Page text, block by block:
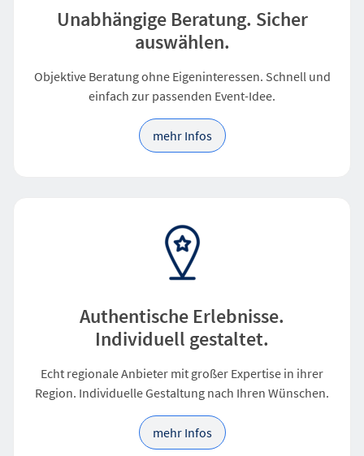
Unabhängige Beratung. Sicher
auswählen.
Objektive Beratung ohne Eigeninteressen. Schnell und
einfach zur passenden Event-Idee.
mehr Infos
Authentische Erlebnisse.
Individuell gestaltet.
Echt regionale Anbieter mit großer Expertise in ihrer
Region. Individuelle Gestaltung nach Ihren Wünschen.
mehr Infos